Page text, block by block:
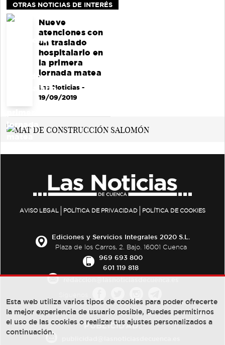
OTRAS NOTICIAS DE INTERÉS
Nueve
atenciones con
un traslado
hospitalario en
la primera
jornada matea
Las Noticias-
19/09/2019
AVISO LEGAL POLÍTICA DE PRIVACIDAD POLÍTICA DE COOKIES
Ediciones y Servicios Integrales 2020 S.L.
Plaza de los Carros, 2. Bajo. 16001 Cuenca
969 693 800
601 119 818
PUBLICIDAD:
Esta web utiliza varios tipos de cookies para poder ofrecerte
la mejor experiencia de usuario posible, Puedes permitirnos
el uso de las cookies o realizar tus ajustes personalizados a
continuación.